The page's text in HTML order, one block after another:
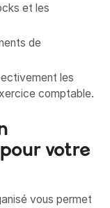
et les
de
les
comptable.
votre
vous permet